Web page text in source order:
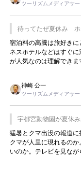
ツーリズムメディアサ
待ってたぜ夏休み ホ
宿泊料の高騰は旅好き
ネスホテルなどはすぐ
が人気なのは理解でき
をした時は、移動はグ
用してホテル代を浮か
す。若い人が夜行バス
が残らないのかなと思っ
神崎 公一
ツーリズムメディアサ
宇都宮動物園が夏休
開催
猛暑とクマ出没の報道に
クマが人里に現れるの
いのか。テレビを見な
んてことは、冗談でも